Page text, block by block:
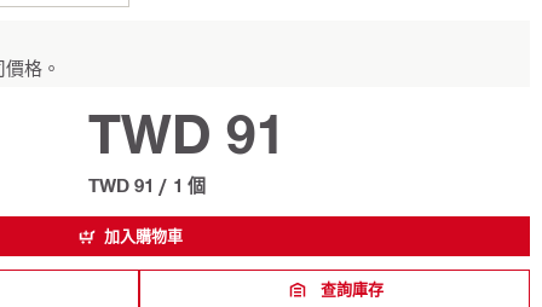
格。
TWD 91
TWD 91 / 1 個
加入購物車
查詢庫存